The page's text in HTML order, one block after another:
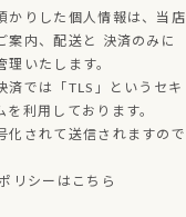
かりした個人情報は、当店
案内、配送と 決済のみに
理いたします。
済では「TLS」というセキ
を利用しております。
化されて送信されますので
リシーはこちら